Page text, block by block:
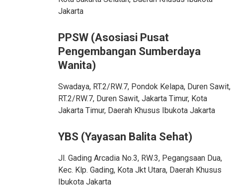
Jakarta
PPSW (Asosiasi Pusat
Pengembangan Sumberdaya
Wanita)
Swadaya, RT.2/RW.7, Pondok Kelapa, Duren Sawit,
RT.2/RW.7, Duren Sawit, Jakarta Timur, Kota
Jakarta Timur, Daerah Khusus Ibukota Jakarta
YBS (Yayasan Balita Sehat)
Jl. Gading Arcadia No.3, RW.3, Pegangsaan Dua,
Kec. Klp. Gading, Kota Jkt Utara, Daerah Khusus
Ibukota Jakarta